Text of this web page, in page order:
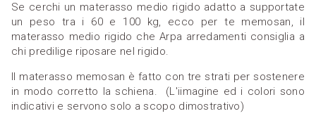
Se cerchi un materasso medio rigido adatto a supportate
un peso tra i 60 e 100 kg, ecco per te memosan, il
materasso medio rigido che Arpa arredamenti consiglia a
chi predilige riposare nel rigido.
Il materasso memosan è fatto con tre strati per sostenere
in modo corretto la schiena. (L'iimagine ed i colori sono
indicativi e servono solo a scopo dimostrativo)